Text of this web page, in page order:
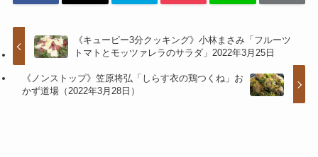
《キューピー3分クッキング》小林まさみ「フルーツ
トマトとモッツァレラのサラダ」2022年3月25日
《ノンストップ》笠原将弘「しらす衣の鶏つくね」お
かず道場（2022年3月28日）